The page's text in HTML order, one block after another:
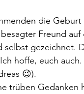
die
Freund
gezeichnet.
hoffe, euch
😉).
trüben Gedanken